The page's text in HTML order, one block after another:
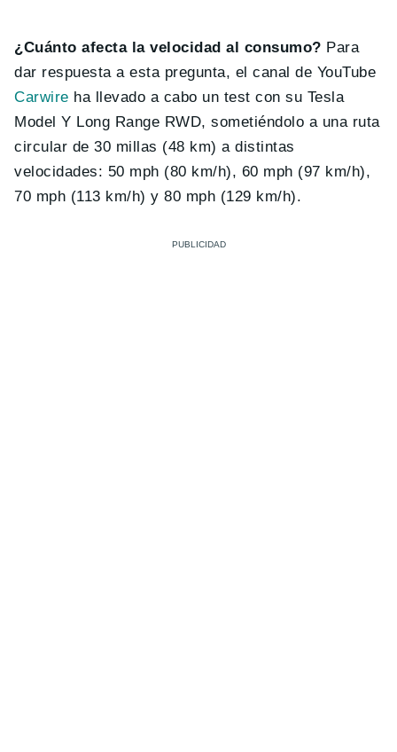
¿Cuánto afecta la velocidad al consumo? Para
dar respuesta a esta pregunta, el canal de YouTube
Carwire ha llevado a cabo un test con su Tesla
Model Y Long Range RWD, sometiéndolo a una ruta
circular de 30 millas (48 km) a distintas
velocidades: 50 mph (80 km/h), 60 mph (97 km/h),
70 mph (113 km/h) y 80 mph (129 km/h).